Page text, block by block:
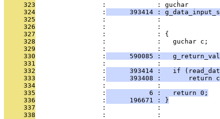
     323
                 :             : guchar
     324
                 :
393414 :
     325
:             :
     326
:             :
     327
                 :             : {
     328
                 :             :   guchar c;
     329
                 :             :
     330
                 :
590085 :
     331
                 :             :
     332
                 :
393414 :   if
     333
                 :
393408 :       return
     334
                 :             :
     335
                 :
           6 :   return 0;
     336
                 :
      196671 : }
     337
                 :             :
     338
                 :             :